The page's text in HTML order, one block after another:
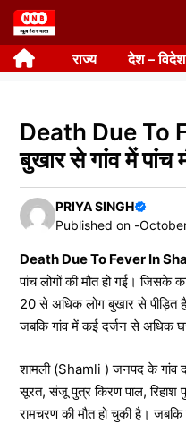
Skip
to
content राज्य देश – विदेश
Death Due To
बुखार से गांव में पांच
PRIYA SINGH
Published on -
Death Due To Fever In
पांच लोगों की मौत हो गई। जिसके
20 से अधिक लोग बुखार से पीड़ित
जबकि गांव में कई दर्जन से अधिक
शामली (Shamli ) जनपद के गांव
सूरत, संजू पुत्र किरण पाल, रिहाश
रामचरण की मौत हो चुकी है।